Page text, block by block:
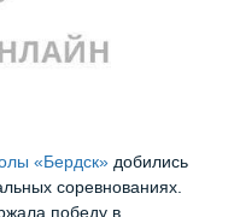
«Бердск» добились
соревнованиях.
победу в